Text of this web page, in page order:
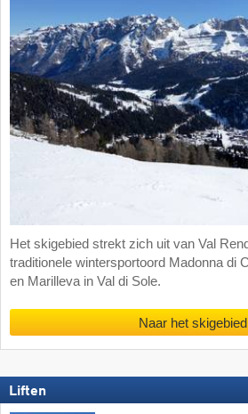
Het skigebied strekt zich uit van Val
traditionele wintersportoord Madonna di
en Marilleva in Val di Sole.
Naar het skigebied
Liften